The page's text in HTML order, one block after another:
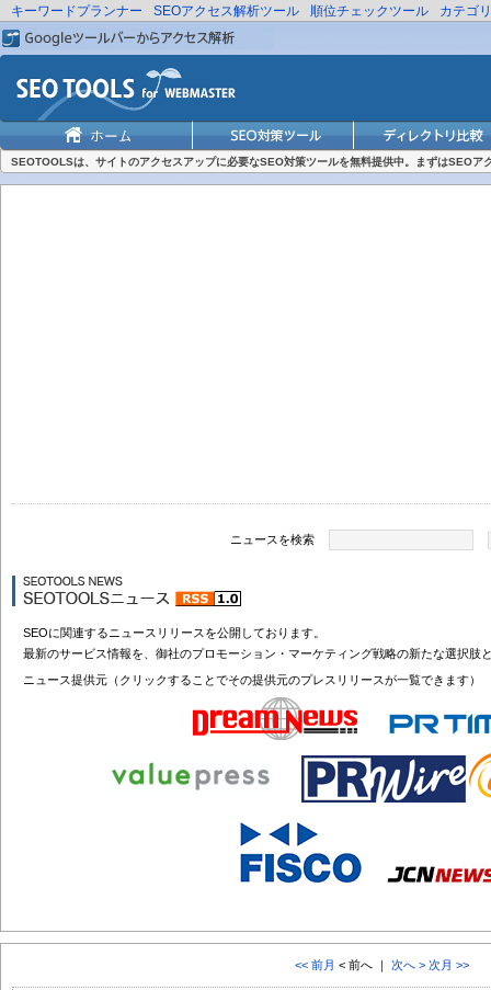
キーワードプランナー SEOアクセス解析ツール 順位チェックツール カテゴ
SEOTOOLSは、サイトのアクセスアップに必要なSEO対策ツールを無料提供中。まずはSEOア
ニュースを検索
SEOに関連するニュースリリースを公開しております。
最新のサービス情報を、御社のプロモーション・マーケティング戦略の新たな選択肢
ニュース提供元（クリックすることでその提供元のプレスリリースが一覧できます）
<< 前月 < 前へ ｜ 次へ > 次月 >>